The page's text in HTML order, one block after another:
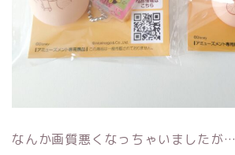
なんか画質悪くなっちゃいましたが…